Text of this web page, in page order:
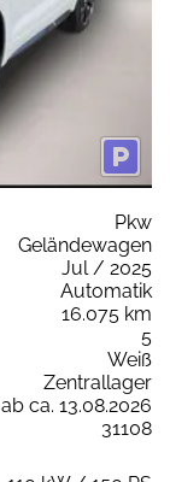
Pkw
Geländewagen
Jul / 2025
Automatik
16.075 km
5
Weiß
Zentrallager
ab ca. 13.08.2026
31108